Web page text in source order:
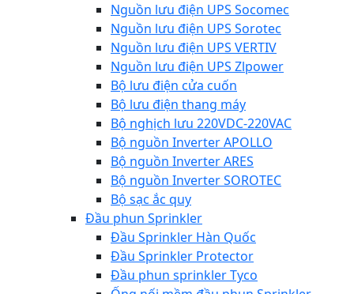
Nguồn lưu điện UPS Socomec
Nguồn lưu điện UPS Sorotec
Nguồn lưu điện UPS VERTIV
Nguồn lưu điện UPS Zlpower
Bộ lưu điện cửa cuốn
Bộ lưu điện thang máy
Bộ nghịch lưu 220VDC-220VAC
Bộ nguồn Inverter APOLLO
Bộ nguồn Inverter ARES
Bộ nguồn Inverter SOROTEC
Bộ sạc ắc quy
Đầu phun Sprinkler
Đầu Sprinkler Hàn Quốc
Đầu Sprinkler Protector
Đầu phun sprinkler Tyco